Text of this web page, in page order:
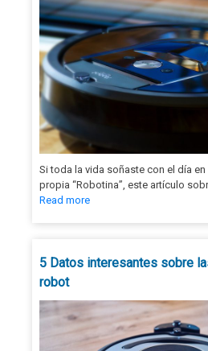
Si toda la vida soñaste con el día
propia “Robotina”, este artículo
Read more
5 Datos interesantes sobre
robot